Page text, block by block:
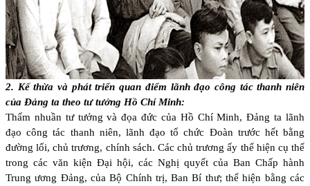
2. Kế thừa và phát triển quan điểm lãnh đạo công tác thanh niên
của Đảng ta theo tư tưởng Hồ Chí Minh:
Thấm nhuần tư tưởng và đọa đức của Hồ Chí Minh, Đảng ta lãnh
đạo công tác thanh niên, lãnh đạo tổ chức Đoàn trước hết bằng
đường lối, chủ trương, chính sách. Các chủ trương ấy thể hiện cụ thể
trong các văn kiện Đại hội, các Nghị quyết của Ban Chấp hành
Trung ương Đảng, của Bộ Chính trị, Ban Bí thư; thể hiện bằng các